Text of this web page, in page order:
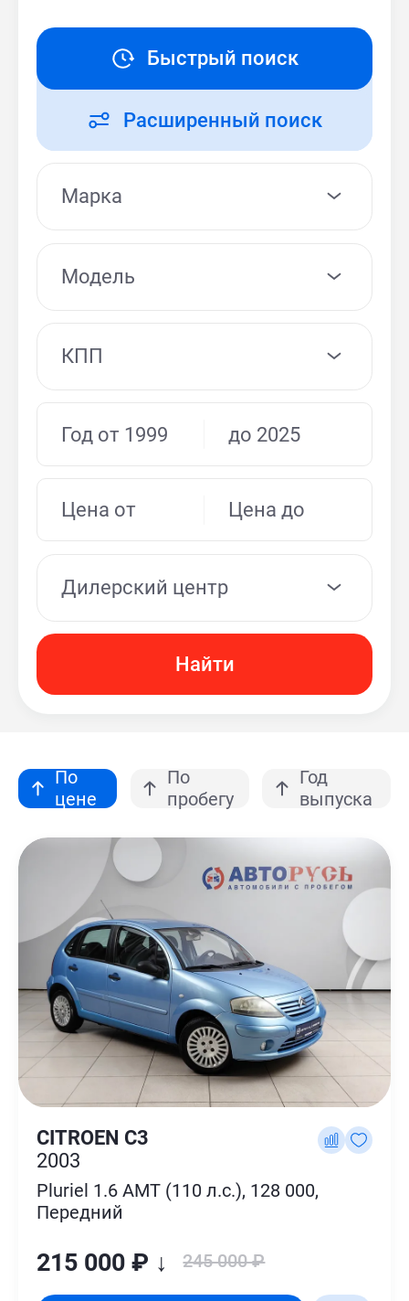
Быстрый поиск
Расширенный поиск
Модель
КПП
Дилерский центр
Найти
По
цене
По
пробегу
Год
выпуска
CITROEN C3
2003
Pluriel 1.6 AMT (110 л.с.), 128 000,
Передний
215 000 ₽ ↓ 245 000 ₽